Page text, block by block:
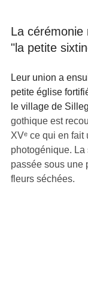
La cérémonie
"la petite
Leur union a
petite église
le village de
gothique est
XVᵉ ce qui en
photogénique.
passée sous une
fleurs séchées.